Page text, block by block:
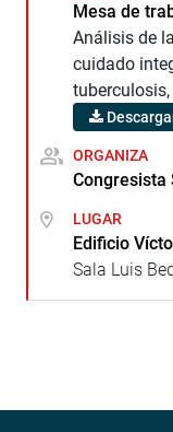
Mesa de
Análisis de
cuidado
ORGANIZA
Congresista
LUGAR
Edificio
Sala Luis